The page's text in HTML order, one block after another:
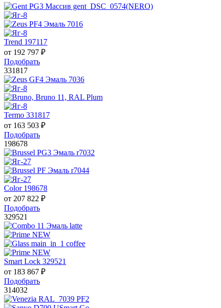
Trend 197117
от 192 797 ₽
Подобрать
331817
Termo 331817
от 163 503 ₽
Подобрать
198678
Color 198678
от 207 822 ₽
Подобрать
329521
Smart Lock 329521
от 183 867 ₽
Подобрать
314032